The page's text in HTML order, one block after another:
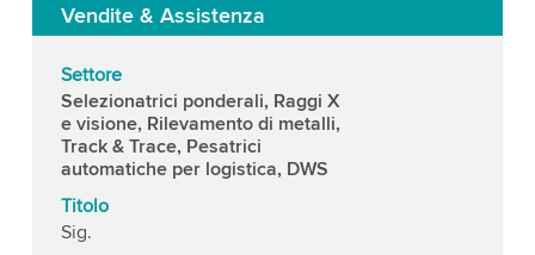
Vendite & Assistenza
Settore
Selezionatrici ponderali, Raggi X
e visione, Rilevamento di metalli,
Track & Trace, Pesatrici
automatiche per logistica, DWS
Titolo
Sig.